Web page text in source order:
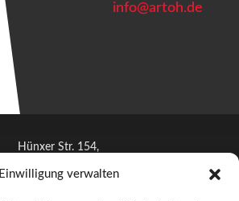
Einwilligung verwalten
info@artoh.de
Hünxer Str. 154,